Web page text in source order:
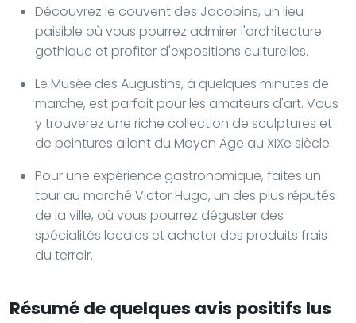
Découvrez le couvent des Jacobins, un lieu
paisible où vous pourrez admirer l'architecture
gothique et profiter d'expositions culturelles.
Le Musée des Augustins, à quelques minutes de
marche, est parfait pour les amateurs d'art. Vous
y trouverez une riche collection de sculptures et
de peintures allant du Moyen Âge au XIXe siècle.
Pour une expérience gastronomique, faites un
tour au marché Victor Hugo, un des plus réputés
de la ville, où vous pourrez déguster des
spécialités locales et acheter des produits frais
du terroir.
Résumé de quelques avis positifs lus